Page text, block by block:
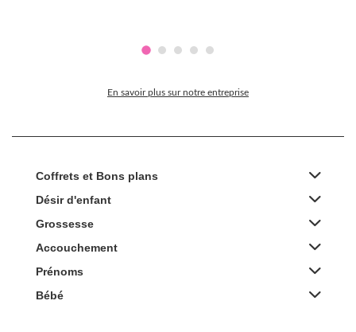
En savoir plus sur notre entreprise
Coffrets et Bons plans
Désir d'enfant
Grossesse
Accouchement
Prénoms
Bébé